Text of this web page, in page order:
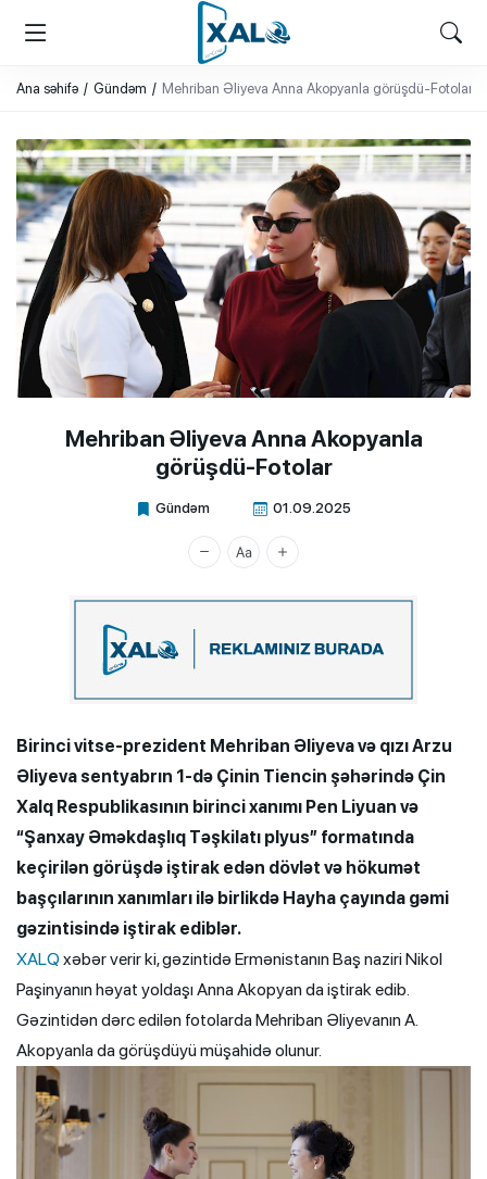
XALQ.ONLINE
ONLAYN PLATFORMA
Ana səhifə Gündəm Mehriban Əliyeva Anna Akopyanla görüşdü-Fotolar
Mehriban Əliyeva Anna Akopyanla
görüşdü-Fotolar
Gündəm 01.09.2025
Xalq.Online
Birinci vitse-prezident Mehriban Əliyeva və qızı Arzu
Əliyeva sentyabrın 1-də Çinin Tiencin şəhərində Çin
Xalq Respublikasının birinci xanımı Pen Liyuan və
“Şanxay Əməkdaşlıq Təşkilatı plyus” formatında
keçirilən görüşdə iştirak edən dövlət və hökumət
başçılarının xanımları ilə birlikdə Hayha çayında gəmi
gəzintisində iştirak ediblər.
XALQ xəbər verir ki, gəzintidə Ermənistanın Baş naziri Nikol
Paşinyanın həyat yoldaşı Anna Akopyan da iştirak edib.
Gəzintidən dərc edilən fotolarda Mehriban Əliyevanın A.
Akopyanla da görüşdüyü müşahidə olunur.